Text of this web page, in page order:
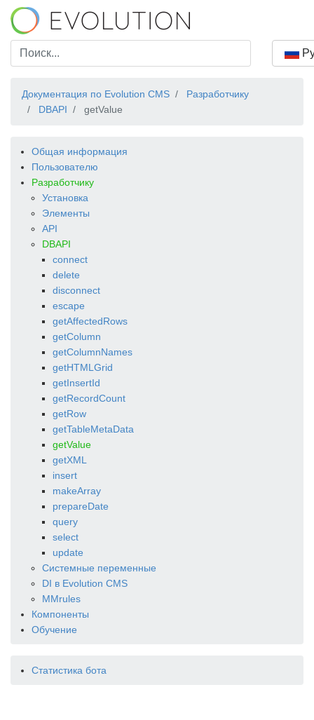
Документация по Evolution CMS
Разработчику
DBAPI
getValue
Общая информация
Пользователю
Разработчику
Установка
Элементы
API
DBAPI
connect
delete
disconnect
escape
getAffectedRows
getColumn
getColumnNames
getHTMLGrid
getInsertId
getRecordCount
getRow
getTableMetaData
getValue
getXML
insert
makeArray
prepareDate
query
select
update
Системные переменные
DI в Evolution CMS
MMrules
Компоненты
Обучение
Статистика бота